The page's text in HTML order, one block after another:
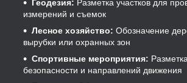
Геодезия: Разметка участков для
измерений и съемок
Лесное хозяйство: Обозначение
вырубки или охранных зон
Спортивные мероприятия:
безопасности и направлений движения